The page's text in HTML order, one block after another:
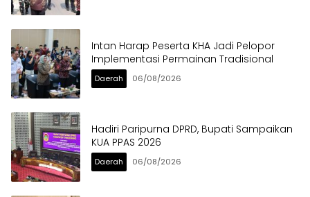
Intan Harap Peserta KHA Jadi Pelopor
Implementasi Permainan Tradisional
Daerah 06/08/2026
Hadiri Paripurna DPRD, Bupati Sampaikan
KUA PPAS 2026
Daerah 06/08/2026